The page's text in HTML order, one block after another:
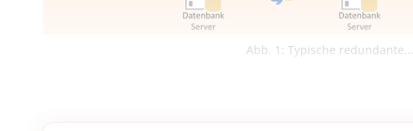
Abb. 1: Typische redundante...